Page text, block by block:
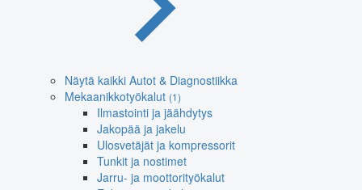
Näytä kaikki Autot & Diagnostiikka
Mekaanikkotyökalut (1)
Ilmastointi ja jäähdytys
Jakopää ja jakelu
Ulosvetäjät ja kompressorit
Tunkit ja nostimet
Jarru- ja moottorityökalut